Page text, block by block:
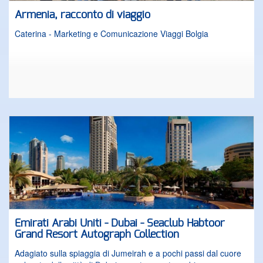
Armenia, racconto di viaggio
Caterina - Marketing e Comunicazione Viaggi Bolgia
Emirati Arabi Uniti - Dubai - Seaclub Habtoor
Grand Resort Autograph Collection
Adagiato sulla spiaggia di Jumeirah e a pochi passi dal cuore